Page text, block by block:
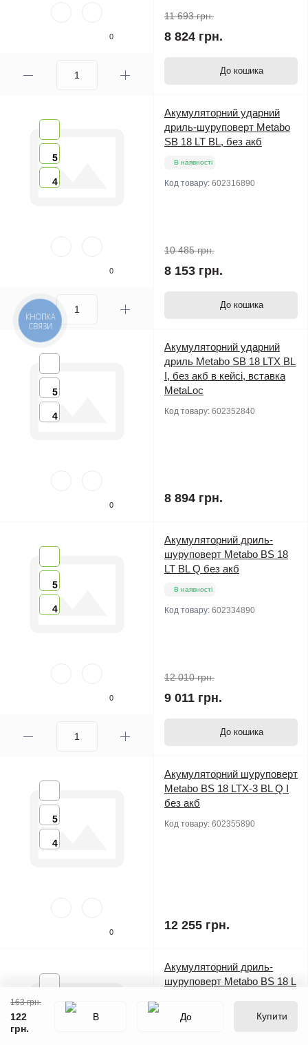
163 грн.
122
грн.
Купити
0
11 693 грн.
8 824 грн.
До кошика
5
4
0
Акумуляторний ударний
дриль-шуруповерт Metabo
SB 18 LT BL, без акб
В наявності
Код товару: 602316890
10 485 грн.
8 153 грн.
До кошика
5
4
0
Акумуляторний ударний
дриль Metabo SB 18 LTX BL
I, без акб в кейсі, вставка
MetaLoc
Код товару: 602352840
8 894 грн.
5
4
0
Акумуляторний дриль-
шуруповерт Metabo BS 18
LT BL Q без акб
В наявності
Код товару: 602334890
12 010 грн.
9 011 грн.
До кошика
5
4
0
Акумуляторний шуруповерт
Metabo BS 18 LTX-3 BL Q I
без акб
Код товару: 602355890
12 255 грн.
Акумуляторний дриль-
шуруповерт Metabo BS 18 L
КНОПКА
СВЯЗИ